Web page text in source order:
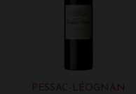
PESSAC-LÉOGNAN